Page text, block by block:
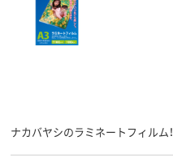
ナカバヤシのラミネートフィルム！